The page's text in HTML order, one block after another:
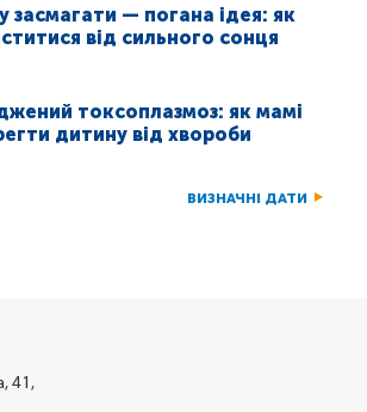
засмагати — погана ідея: як
від сильного сонця
токсоплазмоз: як мамі
дитину від хвороби
ВИЗНАЧНІ ДАТИ
41,